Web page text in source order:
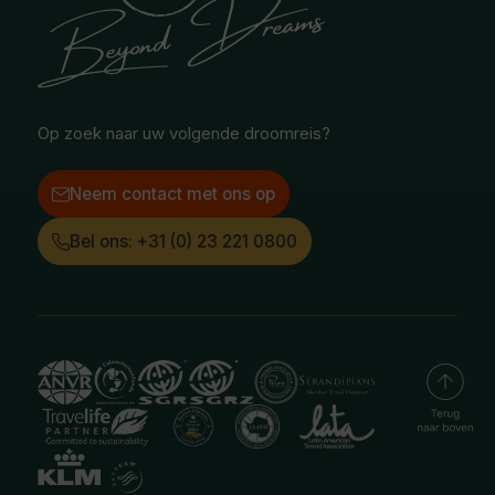
Poolgebied
Treinreizen
Vacatures
Facebook
Instagram
Op zoek naar uw volgende droomreis?
Neem contact met ons op
Bel ons: +31 (0) 23 221 0800